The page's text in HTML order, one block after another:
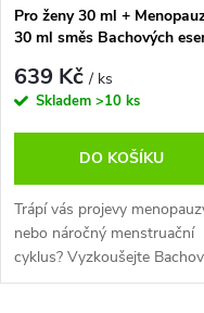
c
e
-
b
a
c
Pro ženy 30 ml +
30 ml směs Bachových
639 Kč/ ks
Skladem >10 ks
DO KOŠÍKU
Trápí vás projevy
nebo náročný menstruační
cyklus? Vyzkoušejte
kapky. Tyto esence Dr.